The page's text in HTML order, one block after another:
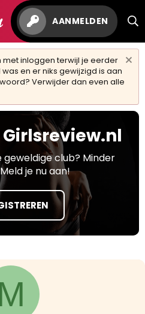
AANMELDEN
inloggen terwijl je eerder
en er niks gewijzigd is aan
Verwijder dan even alle
geweldige club? Minder
je nu aan!
M